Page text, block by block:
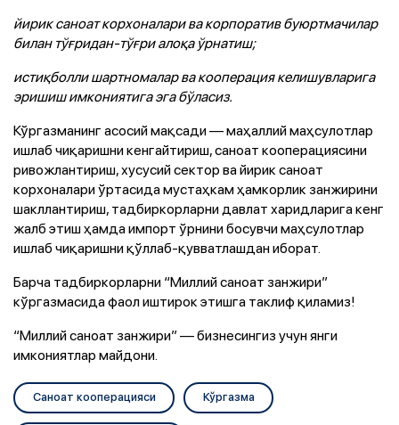
йирик саноат корхоналари ва корпоратив буюртмачилар
билан тўғридан-тўғри алоқа ўрнатиш;
истиқболли шартномалар ва кооперация келишувларига
эришиш имкониятига эга бўласиз.
Кўргазманинг асосий мақсади — маҳаллий маҳсулотлар
ишлаб чиқаришни кенгайтириш, саноат кооперациясини
ривожлантириш, хусусий сектор ва йирик саноат
корхоналари ўртасида мустаҳкам ҳамкорлик занжирини
шакллантириш, тадбиркорларни давлат харидларига кенг
жалб этиш ҳамда импорт ўрнини босувчи маҳсулотлар
ишлаб чиқаришни қўллаб-қувватлашдан иборат.
Барча тадбиркорларни “Миллий саноат занжири”
кўргазмасида фаол иштирок этишга таклиф қиламиз!
“Миллий саноат занжири” — бизнесингиз учун янги
имкониятлар майдони.
Саноат кооперацияси Кўргазма